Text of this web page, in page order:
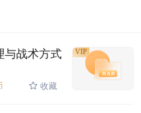
与战术方式
收藏
VIP